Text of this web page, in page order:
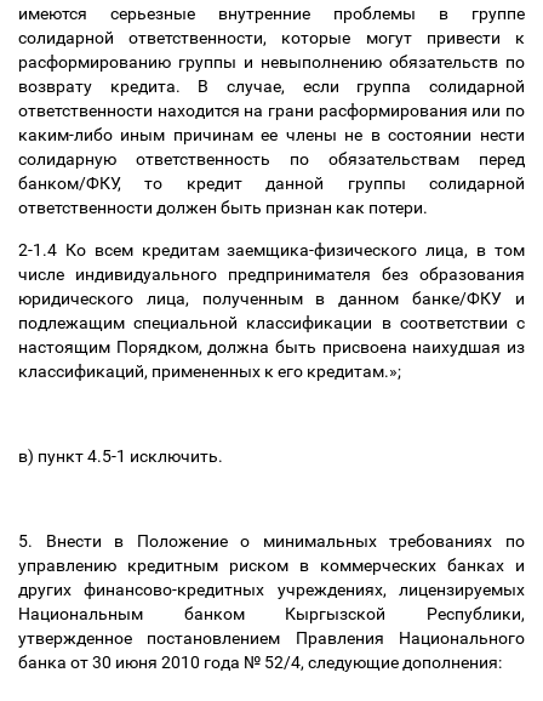
имеются серьезные внутренние проблемы в группе
солидарной ответственности, которые могут привести к
расформированию группы и невыполнению обязательств по
возврату кредита. В случае, если группа солидарной
ответственности находится на грани расформирования или по
каким-либо иным причинам ее члены не в состоянии нести
солидарную ответственность по обязательствам перед
банком/ФКУ, то кредит данной группы солидарной
ответственности должен быть признан как потери.
2-1.4 Ко всем кредитам заемщика-физического лица, в том
числе индивидуального предпринимателя без образования
юридического лица, полученным в данном банке/ФКУ и
подлежащим специальной классификации в соответствии с
настоящим Порядком, должна быть присвоена наихудшая из
классификаций, примененных к его кредитам.»;
в) пункт 4.5-1 исключить.
5. Внести в Положение о минимальных требованиях по
управлению кредитным риском в коммерческих банках и
других финансово-кредитных учреждениях, лицензируемых
Национальным банком Кыргызской Республики,
утвержденное постановлением Правления Национального
банка от 30 июня 2010 года № 52/4, следующие дополнения: